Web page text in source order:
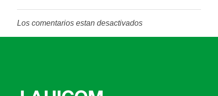
Los comentarios estan desactivados